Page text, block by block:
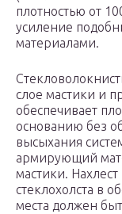
плотностью от
усиление
материалами.
слое мастики и
обеспечивает
основанию без
высыхания
армирующий
мастики.
стеклохолста в
места должен